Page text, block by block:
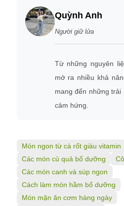
Quỳnh Anh
Người giữ lửa
Từ những nguyên
mở ra nhiều khả
mang đến những
cảm hứng.
Món ngon từ cà rốt giàu vitamin
Các món củ quả bổ dưỡng
Các món canh và súp ngon
Cách làm món hầm bổ dưỡng
Món mặn ăn cơm hàng ngày